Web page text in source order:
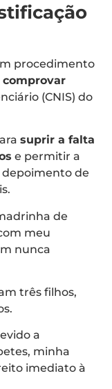
procedimento
(CNIS) do
suprir a falta
e permitir a
depoimento de
de
meu
nunca
três filhos,
a
minha
imediato à